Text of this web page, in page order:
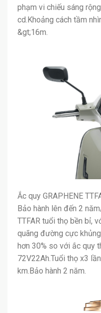
phạm vi chiếu sáng
cd.Khoảng cách tầm
&gt;16m.
Ắc quy GRAPHENE
Bảo hành lên đến 2
TTFAR tuổi thọ bền bỉ,
quãng đường cực
hơn 30% so với ắc quy
72V22Ah.Tuổi thọ x3
km.Bảo hành 2 năm.